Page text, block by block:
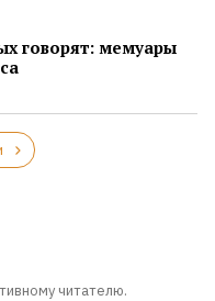
говорят: мемуары
читателю.